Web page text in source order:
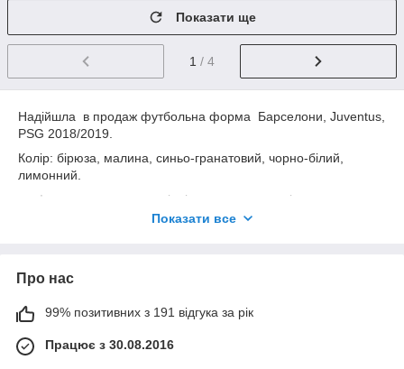
Показати ще
1 / 4
Надійшла в продаж футбольна форма Барселони, Juventus,
PSG 2018/2019.
Колір: бірюза, малина, синьо-гранатовий, чорно-білий,
лимонний.
Інша текстура ниток відрізняється новим візерунком,
підвищеною щільністю і міцністю. Покращена
Комплекти найвищої якості!
Показати все
Про нас
99% позитивних з 191 відгука за рік
Працює з 30.08.2016